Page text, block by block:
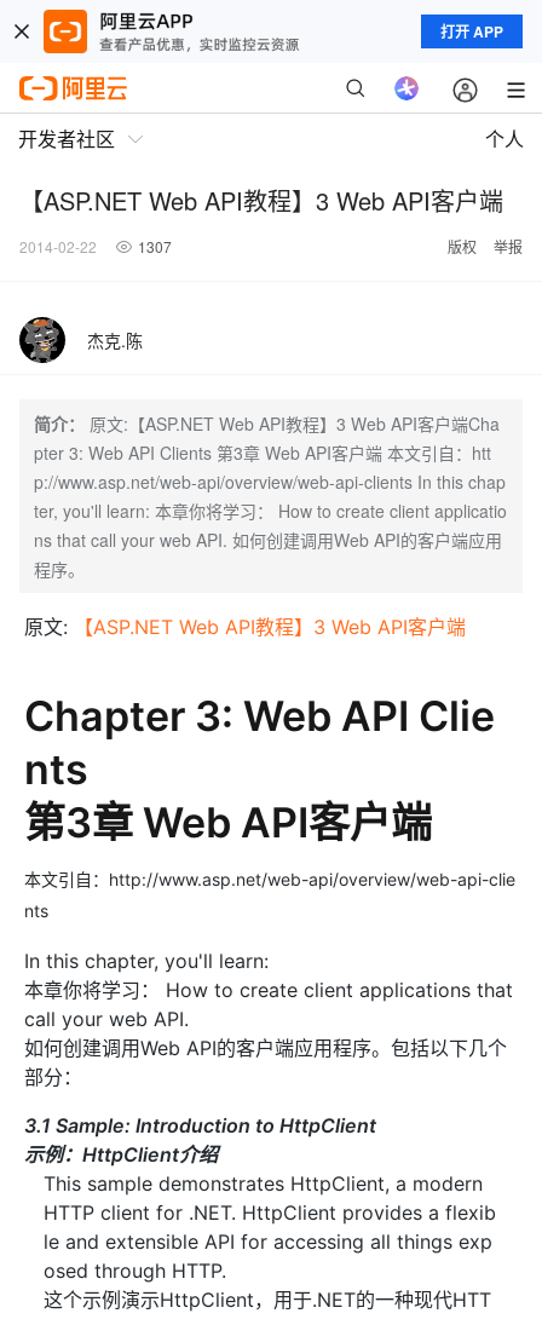
打开 APP
开发者社区 个人
【ASP.NET Web API教程】3 Web API客户端
2014-02-22 1307 版权 举报
杰克.陈
简介：
原文:【ASP.NET Web API教程】3 Web API客户端Cha
pter 3: Web API Clients 第3章 Web API客户端 本文引自：htt
p://www.asp.net/web-api/overview/web-api-clients In this chap
ter, you'll learn: 本章你将学习： How to create client applicatio
ns that call your web API. 如何创建调用Web API的客户端应用
程序。
原文: 【ASP.NET Web API教程】3 Web API客户端
Chapter 3: Web API Clie
nts
第3章 Web API客户端
本文引自：http://www.asp.net/web-api/overview/web-api-clie
nts
In this chapter, you'll learn:
本章你将学习： How to create client applications that
call your web API.
如何创建调用Web API的客户端应用程序。包括以下几个
部分：
3.1 Sample: Introduction to HttpClient
示例：HttpClient介绍
This sample demonstrates HttpClient, a modern
HTTP client for .NET. HttpClient provides a flexib
le and extensible API for accessing all things exp
osed through HTTP.
这个示例演示HttpClient，用于.NET的一种现代HTT